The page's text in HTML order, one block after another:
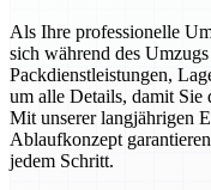
Als Ihre professionelle
sich während des
Packdienstleistungen,
um alle Details, damit Sie
Mit unserer langjährigen
Ablaufkonzept
jedem Schritt.